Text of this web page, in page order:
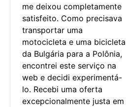
me deixou completamente
satisfeito. Como precisava
transportar uma
motocicleta e uma bicicleta
da Bulgária para a Polônia,
encontrei este serviço na
web e decidi experimentá-
lo. Recebi uma oferta
excepcionalmente justa em